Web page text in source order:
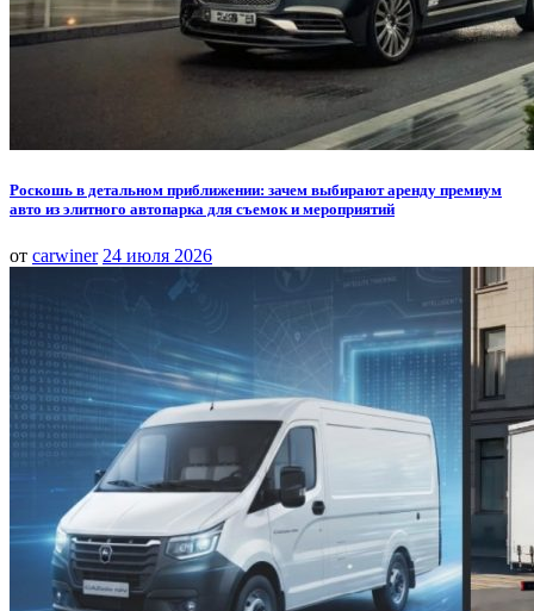
Роскошь в детальном приближении: зачем выбирают аренду премиум
авто из элитного автопарка для съемок и мероприятий
от carwiner 24 июля 2026